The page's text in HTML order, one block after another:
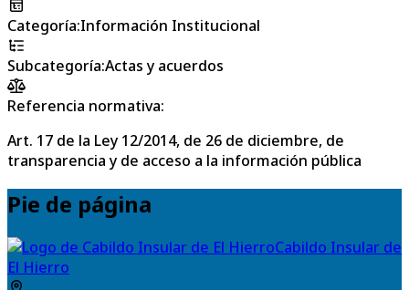
Categoría:Información Institucional
Subcategoría:Actas y acuerdos
Referencia normativa:
Art. 17 de la Ley 12/2014, de 26 de diciembre, de
transparencia y de acceso a la información pública
Pie de página
Cabildo Insular de
El Hierro